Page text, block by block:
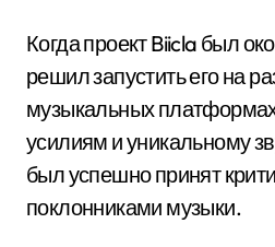
Когда проект Biicla был
решил запустить его на
музыкальных
усилиям и уникальному
был успешно принят
поклонниками музыки.